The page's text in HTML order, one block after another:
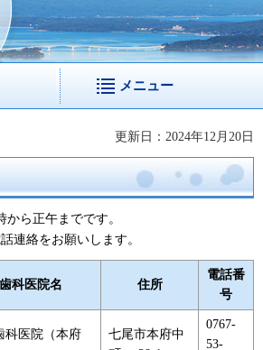
メニュー
更新日：2024年12月20日
ら正午までです。
連絡をお願いします。
歯科医院名 住所
電話番
号
科医院（本府
七尾市本府中
0767-
53-